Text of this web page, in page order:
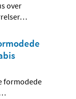
over
…
formodede